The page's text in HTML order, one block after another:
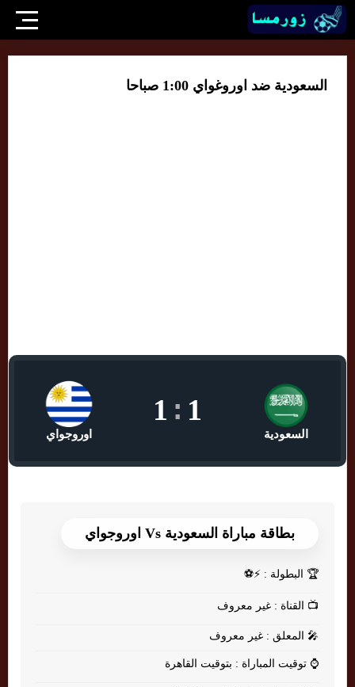
السعودية ضد اوروغواي 1:00 صباحا
السعودية
1
:
1
اوروجواي
بطاقة مباراة السعودية Vs اوروجواي
🏆 البطولة : ⚡⚽
📺 القناة : غير معروف
🎤 المعلق : غير معروف
⌚ توقيت المباراة : بتوقيت القاهرة